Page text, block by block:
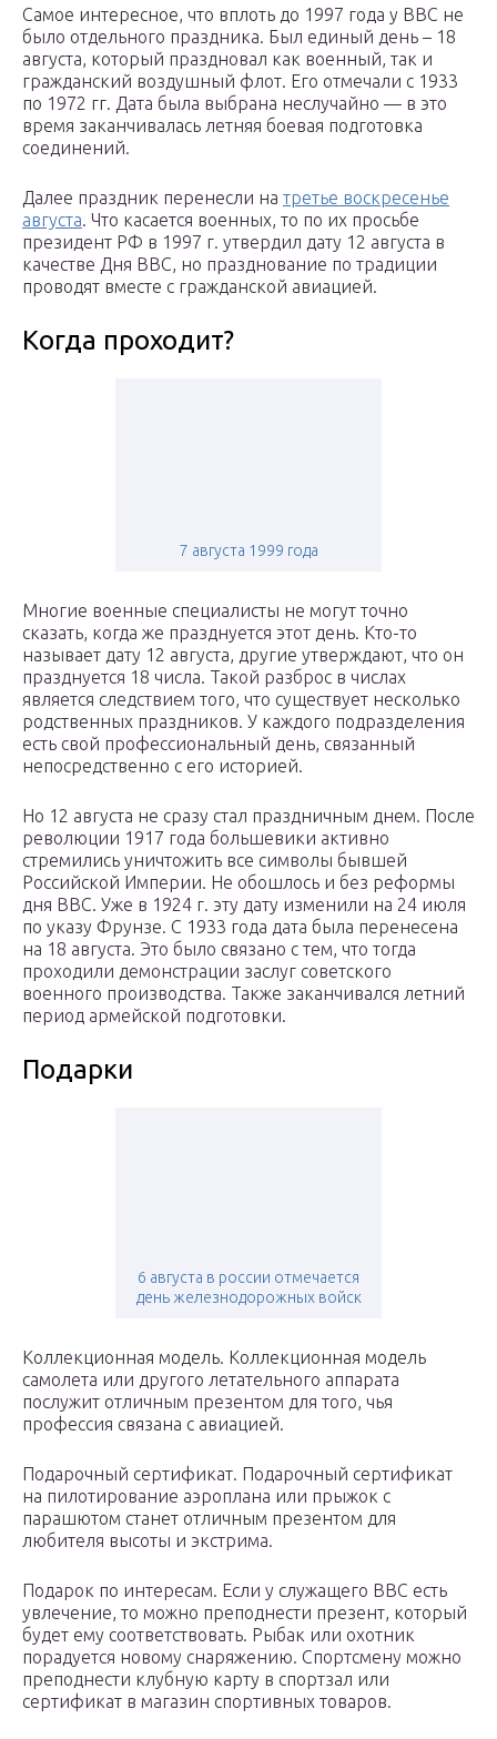
Самое интересное, что вплоть до 1997 года у ВВС не
было отдельного праздника. Был единый день – 18
августа, который праздновал как военный, так и
гражданский воздушный флот. Его отмечали с 1933
по 1972 гг. Дата была выбрана неслучайно — в это
время заканчивалась летняя боевая подготовка
соединений.
Далее праздник перенесли на третье воскресенье
августа. Что касается военных, то по их просьбе
президент РФ в 1997 г. утвердил дату 12 августа в
качестве Дня ВВС, но празднование по традиции
проводят вместе с гражданской авиацией.
Когда проходит?
7 августа 1999 года
Многие военные специалисты не могут точно
сказать, когда же празднуется этот день. Кто-то
называет дату 12 августа, другие утверждают, что он
празднуется 18 числа. Такой разброс в числах
является следствием того, что существует несколько
родственных праздников. У каждого подразделения
есть свой профессиональный день, связанный
непосредственно с его историей.
Но 12 августа не сразу стал праздничным днем. После
революции 1917 года большевики активно
стремились уничтожить все символы бывшей
Российской Империи. Не обошлось и без реформы
дня ВВС. Уже в 1924 г. эту дату изменили на 24 июля
по указу Фрунзе. С 1933 года дата была перенесена
на 18 августа. Это было связано с тем, что тогда
проходили демонстрации заслуг советского
военного производства. Также заканчивался летний
период армейской подготовки.
Подарки
6 августа в россии отмечается
день железнодорожных войск
Коллекционная модель. Коллекционная модель
самолета или другого летательного аппарата
послужит отличным презентом для того, чья
профессия связана с авиацией.
Подарочный сертификат. Подарочный сертификат
на пилотирование аэроплана или прыжок с
парашютом станет отличным презентом для
любителя высоты и экстрима.
Подарок по интересам. Если у служащего ВВС есть
увлечение, то можно преподнести презент, который
будет ему соответствовать. Рыбак или охотник
порадуется новому снаряжению. Спортсмену можно
преподнести клубную карту в спортзал или
сертификат в магазин спортивных товаров.